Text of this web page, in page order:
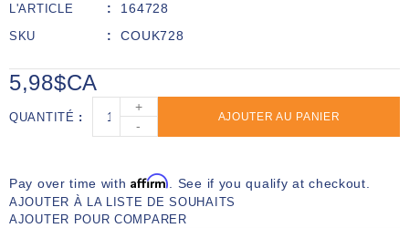
L'ARTICLE
164728
SKU COUK728
5,98$CA
QUANTITÉ
+
-
AJOUTER AU PANIER
Pay over time withAffirm. See if you qualify at checkout.
AJOUTER À LA LISTE DE SOUHAITS
AJOUTER POUR COMPARER